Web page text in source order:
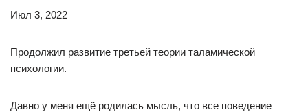
Июл 3, 2022
Продолжил развитие третьей теории таламической
психологии.
Давно у меня ещё родилась мысль, что все поведение